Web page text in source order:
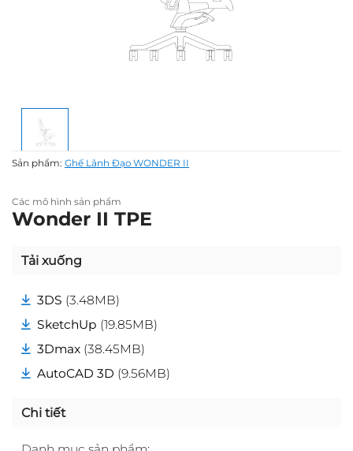
Sản phẩm: Ghế Lãnh Đạo WONDER II
Các mô hình sản phẩm
Wonder II TPE
Tải xuống
3DS (3.48MB)
SketchUp (19.85MB)
3Dmax (38.45MB)
AutoCAD 3D (9.56MB)
Chi tiết